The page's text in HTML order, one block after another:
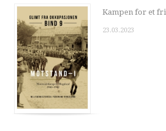
Kampen for et
23.03.2023